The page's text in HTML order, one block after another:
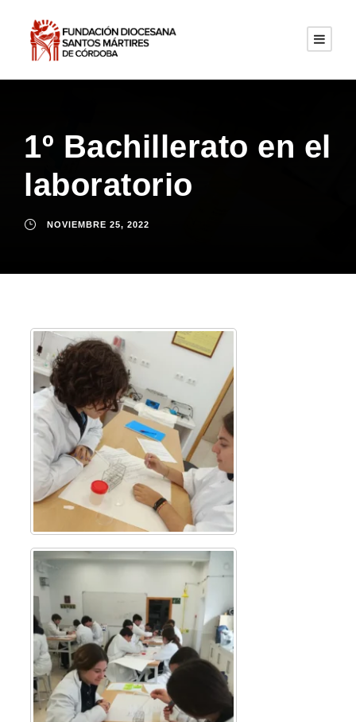
1º Bachillerato en el
laboratorio
NOVIEMBRE 25, 2022